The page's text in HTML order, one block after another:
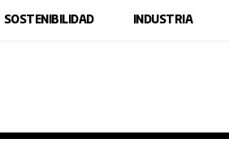
SOSTENIBILIDAD INDUSTRIA